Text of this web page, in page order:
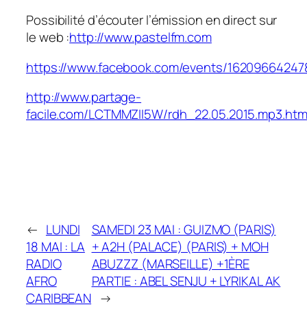
Possibilité d’écouter l’émission en direct sur
le web :http://www.pastelfm.com
https://www.facebook.com/events/
http://www.partage-
facile.com/LCTMMZII5W/
← LUNDI
18 MAI : LA
RADIO
AFRO
CARIBBEAN
SAMEDI 23 MAI : GUIZMO (PARIS)
+ A2H (PALACE) (PARIS) + MOH
ABUZZZ (MARSEILLE) +1ÈRE
PARTIE : ABEL SENJU + LYRIKAL AK
→